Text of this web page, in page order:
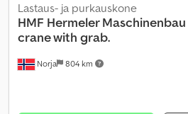
Norja 804 km
Lastaus- ja purkauskone
HMF Hermeler Maschinenbau
crane with grab.